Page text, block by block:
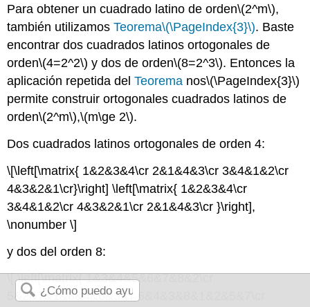
Para obtener un cuadrado latino de orden\(2^m\),
también utilizamosTeorema\(\PageIndex{3}\). Baste
encontrar dos cuadrados latinos ortogonales de
orden\(4=2^2\) y dos de orden\(8=2^3\). Entonces la
aplicación repetida delTeorema nos\(\PageIndex{3}\)
permite construir ortogonales cuadrados latinos de
orden\(2^m\),\(m\ge 2\).
Dos cuadrados latinos ortogonales de orden 4:
\[\left[\matrix{ 1&2&3&4\cr 2&1&4&3\cr 3&4&1&2\cr
4&3&2&1\cr}\right] \left[\matrix{ 1&2&3&4\cr
3&4&1&2\cr 4&3&2&1\cr 2&1&4&3\cr }\right],
\nonumber \]
y dos del orden 8:
\[ \left[\matrix{ 1&3&4&5&6&7&8&2\cr
5&2&7&1&8&4&6&3\cr 6&4&3&8&1&2&5&7\cr